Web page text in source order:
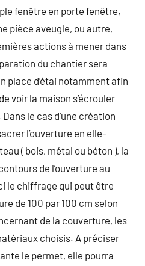
fenêtre en porte fenêtre,
pièce aveugle, ou autre,
actions à mener dans
du chantier sera
place d’étai notamment afin
voir la maison s’écrouler
le cas d’une création
l’ouverture en elle-
( bois, métal ou béton ), la
de l’ouverture au
le chiffrage qui peut être
de 100 par 100 cm selon
de la couverture, les
choisis. A préciser
le permet, elle pourra